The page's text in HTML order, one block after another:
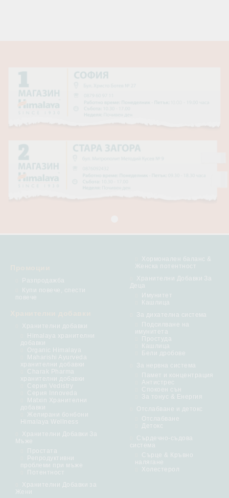
Разпродажба
Купи повече, спести
повече
Хранителни добавки
Himalaya хранителни
добавки
Organic Himalaya
Maharishi Ayurveda
хранителни добавки
Charak Pharma
хранителни добавки
Серия Vedistry
Серия Innoveda
Matxin Хранителни
добавки
Желирани бонбони
Himalaya Wellness
Хранителни Добавки За
Мъже
Простата
Репродуктивни
проблеми при мъже
Потентност
Хранителни Добавки за
Жени
Хормонален баланс &
Женска потентност
Хранителни Добавки За
Деца
Имунитет
Кашлица
За дихателна система
Подсилване на
имунитета
Простуда
Кашлица
Бели дробове
За нервна система
Памет и концентрация
Антистрес
Спокоен сън
За тонус & Енергия
Отслабване и детокс
Отслабване
Детокс
Сърдечно-съдова
система
Сърце & Кръвно
налягане
Холестерол